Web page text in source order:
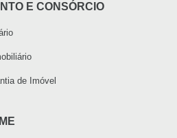
E CONSÓRCIO
de Imóvel